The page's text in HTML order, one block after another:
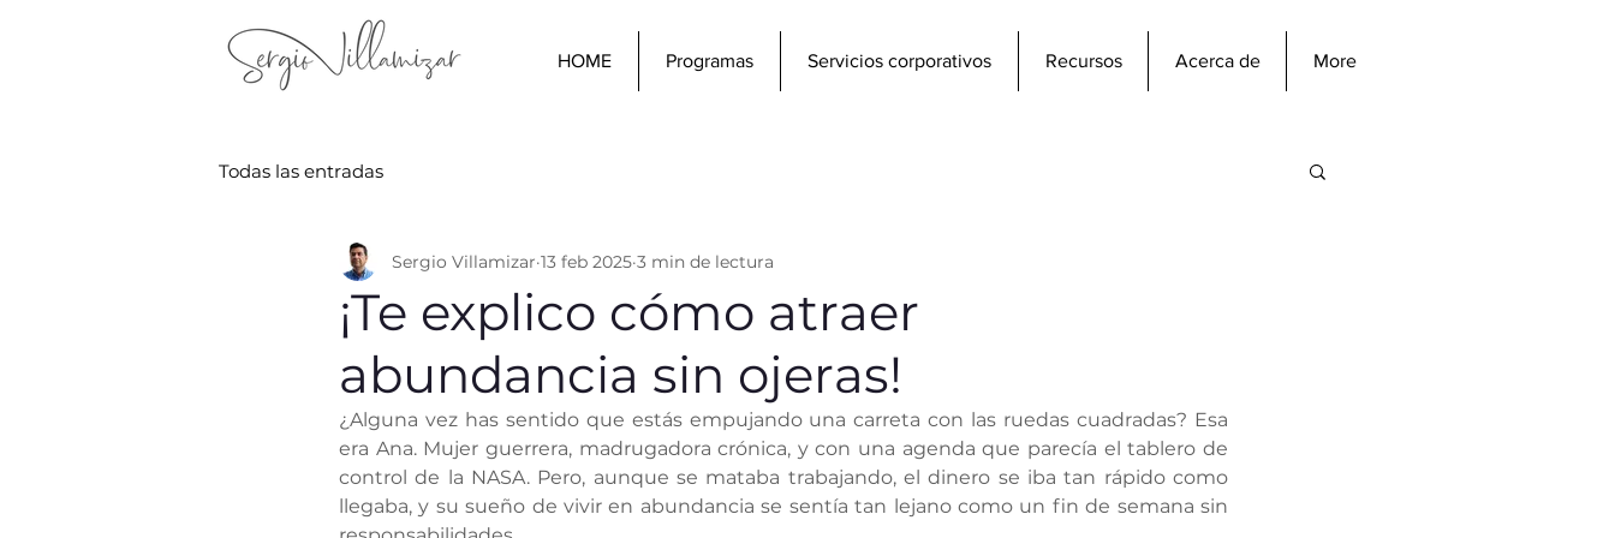
HOME Programas Servicios corporativos Recursos Acerca de More
Todas las entradas
¡Te explico cómo atraer
abundancia sin ojeras!
Sergio Villamizar 13 feb 2025 3 min de lectura
¿Alguna vez has sentido que estás empujando una carreta con las ruedas cuadradas? Esa
era Ana. Mujer guerrera, madrugadora crónica, y con una agenda que parecía el tablero de
control de la NASA. Pero, aunque se mataba trabajando, el dinero se iba tan rápido como
llegaba, y su sueño de vivir en abundancia se sentía tan lejano como un fin de semana sin